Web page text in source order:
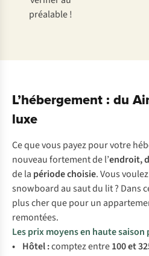
préalable !
L’hébergement : du
luxe
Ce que vous payez pour votre
nouveau fortement de l’endroit,
de la période choisie. Vous
snowboard au saut du lit ? Dans
plus cher que pour un
remontées.
Les prix moyens en haute saison
• Hôtel :comptez entre100 et